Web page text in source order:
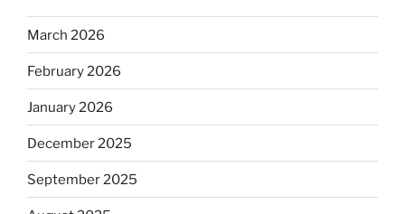
March 2026
February 2026
January 2026
December 2025
September 2025